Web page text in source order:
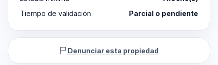
Tiempo de validación
Parcial o pendiente
Denunciar esta propiedad